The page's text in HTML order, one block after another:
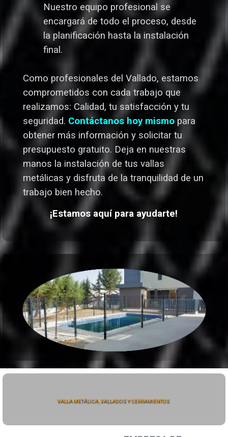
Nuestro equipo profesional se
encargará de todo el proceso, desde
la planificación hasta la instalación
final.
Como profesionales del Vallado, estamos
comprometidos con cada trabajo que
realizamos: Calidad, tu satisfacción y tu
seguridad. Contáctanos hoy mismo para
obtener más información y solicitar tu
presupuesto gratuito. Deja en nuestras
manos la instalación de tus vallas
metálicas y disfruta de la tranquilidad de un
trabajo bien hecho.
¡Estamos aquí para ayudarte!
VALLA METÁLICA, VALLADOS Y CERRAMIENTOS